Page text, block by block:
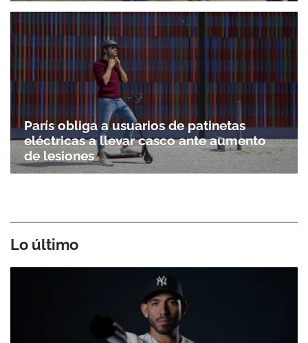
París obliga a usuarios de patinetas
eléctricas a llevar casco ante aumento
de lesiones
Lo último